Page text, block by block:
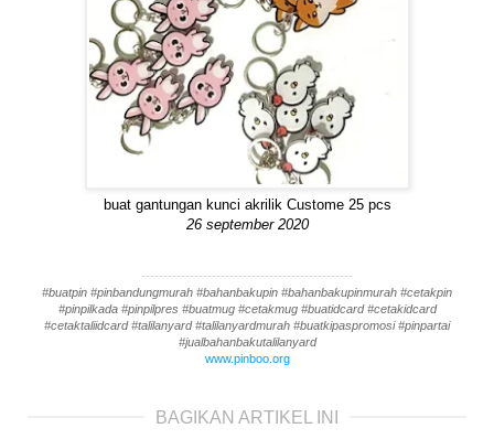
buat gantungan kunci akrilik Custome 25 pcs
26 september 2020
------------------------------------------------
#buatpin #pinbandungmurah #bahanbakupin #bahanbakupinmurah #cetakpin
#pinpilkada #pinpilpres #buatmug #cetakmug #buatidcard #cetakidcard
#cetaktaliidcard #talilanyard #talilanyardmurah #buatkipaspromosi #pinpartai
#jualbahanbakutalilanyard
www.pinboo.org
BAGIKAN ARTIKEL INI